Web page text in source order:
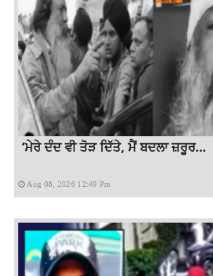
‘ਮੇਰੇ ਦੰਦ ਵੀ ਤੋੜ ਦਿੱਤੇ, ਮੈਂ ਬਦਲਾ ਜ਼ਰੂਰ...
Aug 08, 2026 12:49 Pm